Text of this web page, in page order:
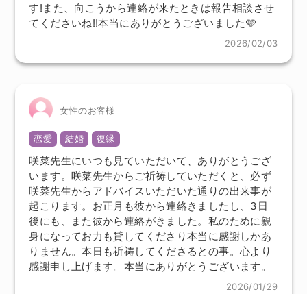
す!また、向こうから連絡が来たときは報告相談させ
てくださいね!!本当にありがとうございました🩷
2026/02/03
女性のお客様
恋愛 結婚 復縁
咲菜先生にいつも見ていただいて、ありがとうござ
います。咲菜先生からご祈祷していただくと、必ず
咲菜先生からアドバイスいただいた通りの出来事が
起こります。お正月も彼から連絡きましたし、3日
後にも、また彼から連絡がきました。私のために親
身になってお力も貸してくださり本当に感謝しかあ
りません。本日も祈祷してくださるとの事。心より
感謝申し上げます。本当にありがとうございます。
2026/01/29